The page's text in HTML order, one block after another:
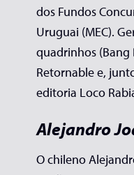
dos Fundos
Uruguai (MEC).
quadrinhos (Bang
Retornable e,
editoria Loco
Alejandro
O chileno